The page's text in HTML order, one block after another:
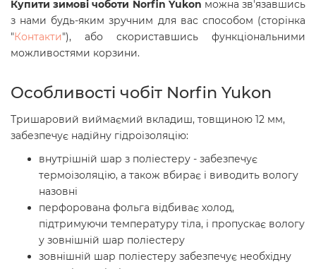
Купити зимові чоботи Norfin Yukon можна зв'язавшись
з нами будь-яким зручним для вас способом (сторінка
"Контакти"), або скориставшись функціональними
можливостями корзини.
Особливості чобіт Norfin Yukon
Тришаровий виймаємий вкладиш, товщиною 12 мм,
забезпечує надійну гідроізоляцію:
внутрішній шар з поліестеру - забезпечує
термоізоляцію, а також вбирає і виводить вологу
назовні
перфорована фольга відбиває холод,
підтримуючи температуру тіла, і пропускає вологу
у зовнішній шар поліестеру
зовнішній шар поліестеру забезпечує необхідну